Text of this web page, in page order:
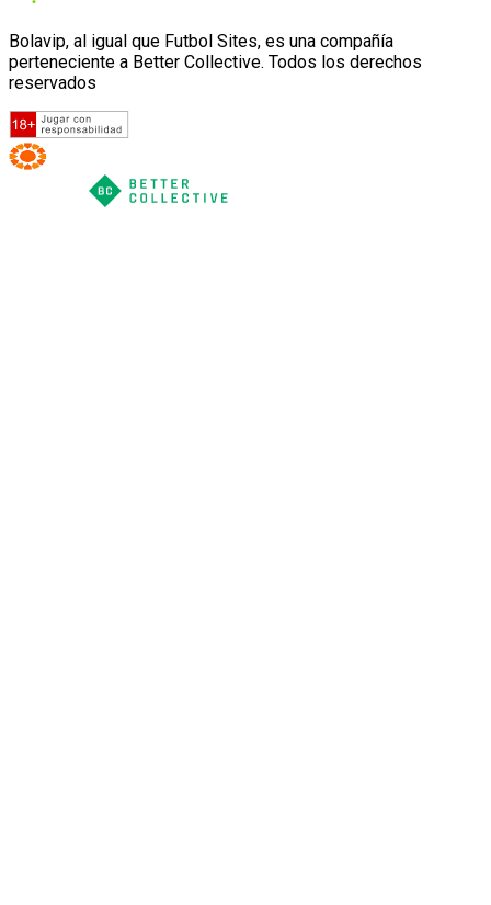
Bolavip, al igual que Futbol Sites, es una compañía
perteneciente a Better Collective. Todos los derechos
reservados